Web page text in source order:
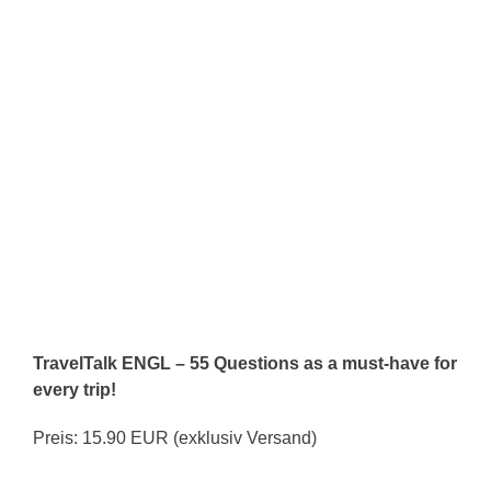
TravelTalk ENGL – 55 Questions as a must-have for
every trip!
Preis: 15.90 EUR (exklusiv Versand)